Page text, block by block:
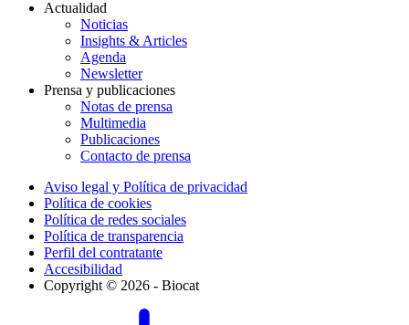
Actualidad
Noticias
Insights & Articles
Agenda
Newsletter
Prensa y publicaciones
Notas de prensa
Multimedia
Publicaciones
Contacto de prensa
Aviso legal y Política de privacidad
Política de cookies
Política de redes sociales
Política de transparencia
Perfil del contratante
Accesibilidad
Copyright © 2026 - Biocat